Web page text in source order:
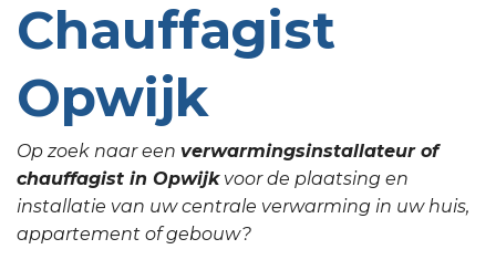
Chauffagist
Opwijk
Op zoek naar een verwarmingsinstallateur of
chauffagist in Opwijkvoor de plaatsing en
installatie van uw centrale verwarming in uw huis,
appartement of gebouw?